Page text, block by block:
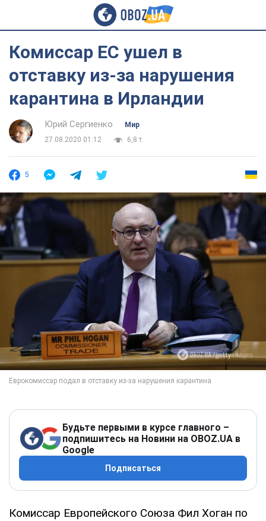
Комиссар ЕС ушел в
отставку из-за нарушения
карантина в Ирландии
Юрий Сергиенко
Мир
27.08.2020 01:12
6,8 т.
5
Будьте первыми в курсе главного –
подпишитесь на Новини на OBOZ.UA в
Google
Подписаться
Комиссар Европейского Союза Фил Хоган по